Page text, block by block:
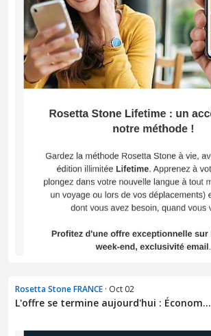
Rosetta Stone FRANCE · Oct 02
L'offre se termine aujourd'hui : Économ...